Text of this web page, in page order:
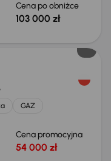
Cena po obniżce
103 000 zł
GAZ
Cena promocyjna
54 000 zł